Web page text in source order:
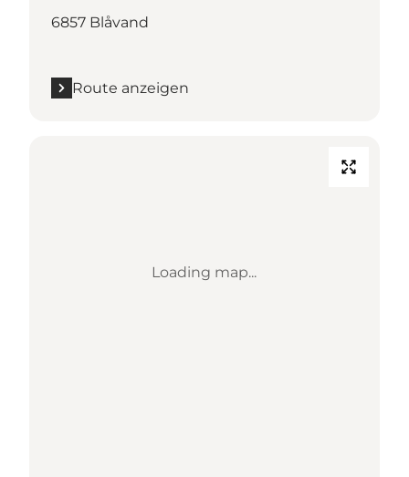
6857 Blåvand
Route anzeigen
Loading map...